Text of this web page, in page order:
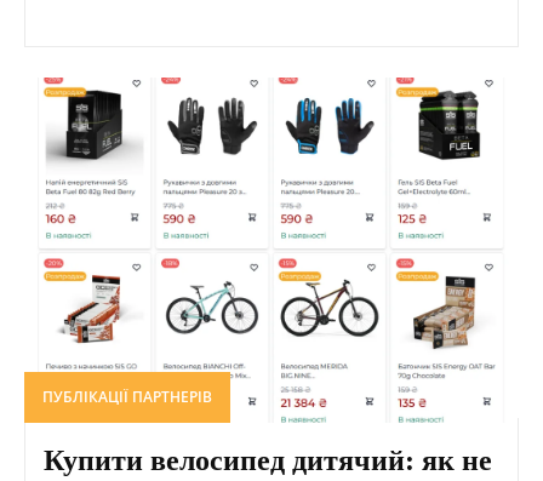
ПУБЛІКАЦІЇ ПАРТНЕРІВ
Купити велосипед дитячий: як не